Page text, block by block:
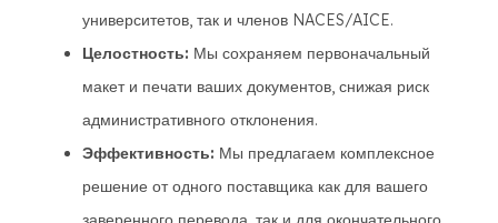
университетов, так и членов NACES/AICE.
Целостность: Мы сохраняем первоначальный
макет и печати ваших документов, снижая риск
административного отклонения.
Эффективность: Мы предлагаем комплексное
решение от одного поставщика как для вашего